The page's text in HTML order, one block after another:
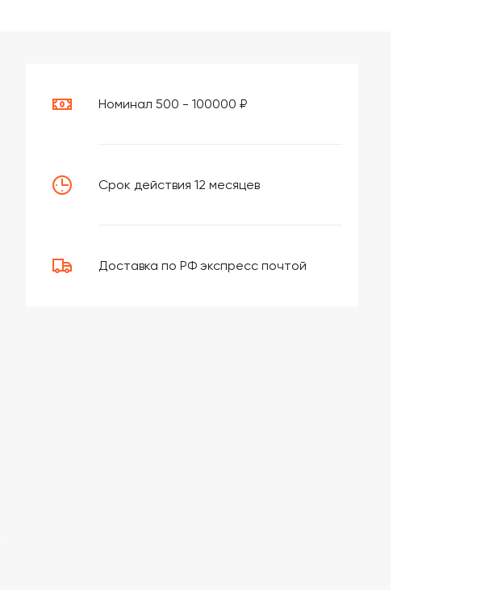
Номинал 500 - 100000 ₽
Срок действия 12 месяцев
Доставка по РФ экспресс почтой